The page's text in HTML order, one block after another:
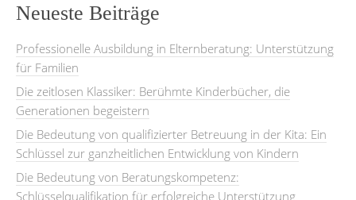
Neueste Beiträge
Professionelle Ausbildung in Elternberatung: Unterstützung
für Familien
Die zeitlosen Klassiker: Berühmte Kinderbücher, die
Generationen begeistern
Die Bedeutung von qualifizierter Betreuung in der Kita: Ein
Schlüssel zur ganzheitlichen Entwicklung von Kindern
Die Bedeutung von Beratungskompetenz:
Schlüsselqualifikation für erfolgreiche Unterstützung